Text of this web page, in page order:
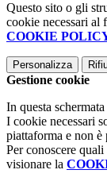
Questo sito o gli
cookie necessari al
COOKIE
Personalizza
Gestione cookie
In questa
I cookie necessari
piattaforma e non
Per conoscere
visionare la